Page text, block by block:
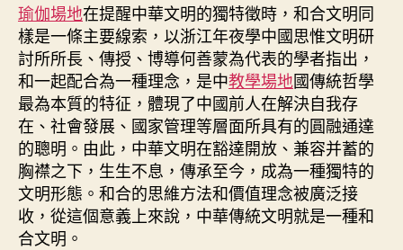
瑜伽場地在提醒中華文明的獨特徵時，和合文明同
樣是一條主要線索，以浙江年夜學中國思惟文明研
討所所長、傳授、博導何善蒙為代表的學者指出，
和一起配合為一種理念，是中教學場地國傳統哲學
最為本質的特征，體現了中國前人在解決自我存
在、社會發展、國家管理等層面所具有的圓融通達
的聰明。由此，中華文明在豁達開放、兼容并蓄的
胸襟之下，生生不息，傳承至今，成為一種獨特的
文明形態。和合的思維方法和價值理念被廣泛接
收，從這個意義上來說，中華傳統文明就是一種和
合文明。